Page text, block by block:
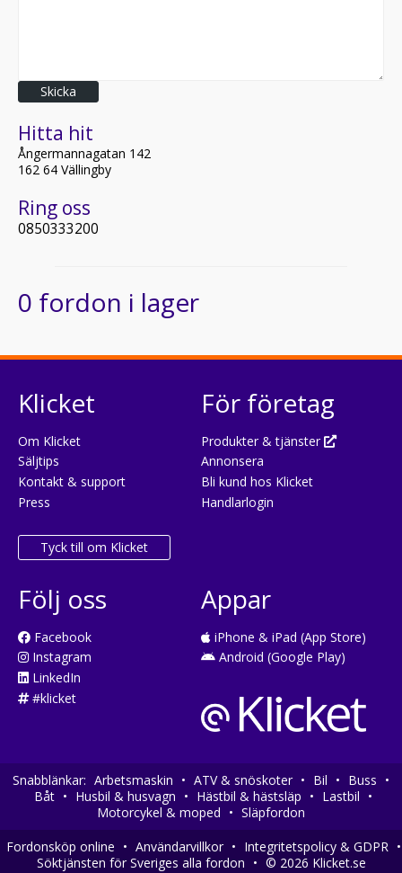
Skicka
Hitta hit
Ångermannagatan 142
162 64 Vällingby
Ring oss
0850333200
0 fordon i lager
Klicket
Om Klicket
Säljtips
Kontakt & support
Press
Tyck till om Klicket
För företag
Produkter & tjänster
Annonsera
Bli kund hos Klicket
Handlarlogin
Följ oss
Facebook
Instagram
LinkedIn
#klicket
Appar
iPhone & iPad (App Store)
Android (Google Play)
Snabblänkar: Arbetsmaskin • ATV & snöskoter • Bil • Buss •
Båt • Husbil & husvagn • Hästbil & hästsläp • Lastbil •
Motorcykel & moped • Släpfordon
Fordonsköp online • Användarvillkor • Integritetspolicy & GDPR •
Söktjänsten för Sveriges alla fordon • © 2026 Klicket.se
Klicket använder cookies för att göra din
användarupplevelse så bra som möjligt. Genom att
fortsätta använda vår webbplats accepterar du att
cookies används.